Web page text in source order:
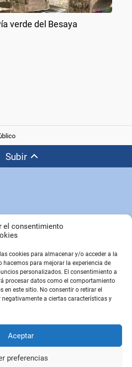
el consentimiento
cookies para almacenar y/o acceder a la
para mejorar la experiencia de
personalizados. El consentimiento a
procesar datos como el comportamiento
en este sitio. No consentir o retirar el
a ciertas características y
Aceptar
preferencias
verde del Besaya
Subir